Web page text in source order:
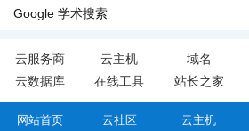
Google 学术搜索
云服务商 云主机 域名
云数据库
在线工具 站长之家
网站首页 云社区 云主机